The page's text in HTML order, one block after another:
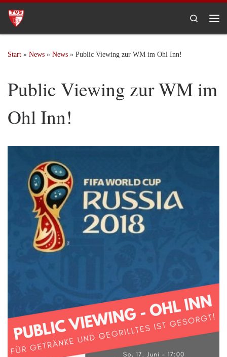
Zum Inhalt springen
Search
Start » News » News » Public Viewing zur WM im Ohl Inn!
Public Viewing zur WM im
Ohl Inn!